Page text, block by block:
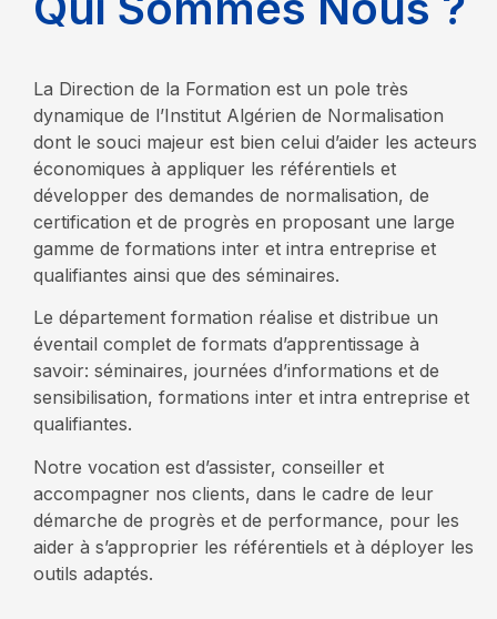
La Direction de la Formation est un pole très
dynamique de l’Institut Algérien de Normalisation
dont le souci majeur est bien celui d’aider les acteurs
économiques à appliquer les référentiels et
développer des demandes de normalisation, de
certification et de progrès en proposant une large
gamme de formations inter et intra entreprise et
qualifiantes ainsi que des séminaires.
Le département formation réalise et distribue un
éventail complet de formats d’apprentissage à
savoir: séminaires, journées d’informations et de
sensibilisation, formations inter et intra entreprise et
qualifiantes.
Notre vocation est d’assister, conseiller et
accompagner nos clients, dans le cadre de leur
démarche de progrès et de performance, pour les
aider à s’approprier les référentiels et à déployer les
outils adaptés.